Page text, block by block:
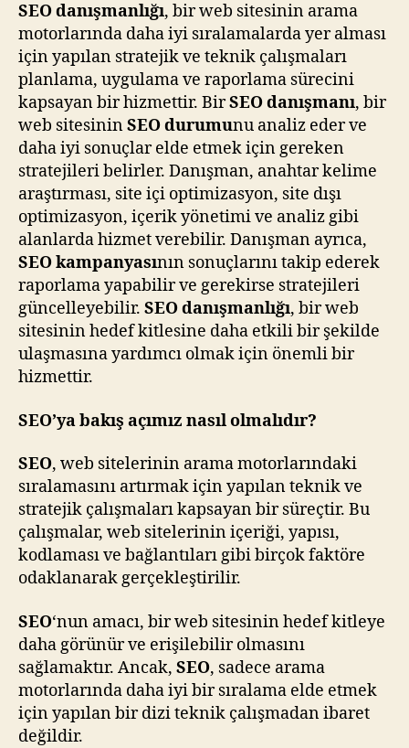
SEO danışmanlığı, bir web sitesinin arama
motorlarında daha iyi sıralamalarda yer alması
için yapılan stratejik ve teknik çalışmaları
planlama, uygulama ve raporlama sürecini
kapsayan bir hizmettir. BirSEO danışmanı, bir
web sitesininSEO durumunu analiz eder ve
daha iyi sonuçlar elde etmek için gereken
stratejileri belirler. Danışman, anahtar kelime
araştırması, site içi optimizasyon, site dışı
optimizasyon, içerik yönetimi ve analiz gibi
alanlarda hizmet verebilir. Danışman ayrıca,
SEO kampanyasının sonuçlarını takip ederek
raporlama yapabilir ve gerekirse stratejileri
güncelleyebilir. SEO danışmanlığı, bir web
sitesinin hedef kitlesine daha etkili bir şekilde
ulaşmasına yardımcı olmak için önemli bir
hizmettir.
SEO’ya bakış açımız nasıl olmalıdır?
SEO, web sitelerinin arama motorlarındaki
sıralamasını artırmak için yapılan teknik ve
stratejik çalışmaları kapsayan bir süreçtir. Bu
çalışmalar, web sitelerinin içeriği, yapısı,
kodlaması ve bağlantıları gibi birçok faktöre
odaklanarak gerçekleştirilir.
SEO‘nun amacı, bir web sitesinin hedef kitleye
daha görünür ve erişilebilir olmasını
sağlamaktır. Ancak, SEO, sadece arama
motorlarında daha iyi bir sıralama elde etmek
için yapılan bir dizi teknik çalışmadan ibaret
değildir.